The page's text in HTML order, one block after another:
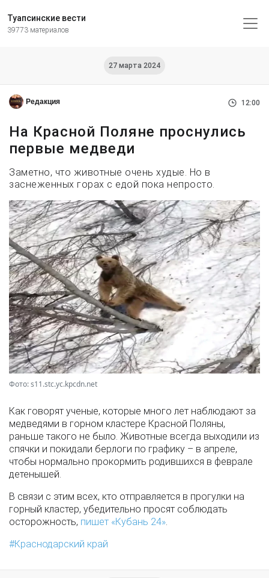
Туапсинские вести
39773 материалов
27 марта 2024
Редакция 12:00
На Красной Поляне проснулись
первые медведи
Заметно, что животные очень худые. Но в
заснеженных горах с едой пока непросто.
Фото: s11.stc.yc.kpcdn.net
Как говорят ученые, которые много лет наблюдают за
медведями в горном кластере Красной Поляны,
раньше такого не было. Животные всегда выходили из
спячки и покидали берлоги по графику – в апреле,
чтобы нормально прокормить родившихся в феврале
детенышей.
В связи с этим всех, кто отправляется в прогулки на
горный кластер, убедительно просят соблюдать
осторожность, пишет «Кубань 24».
Краснодарский край